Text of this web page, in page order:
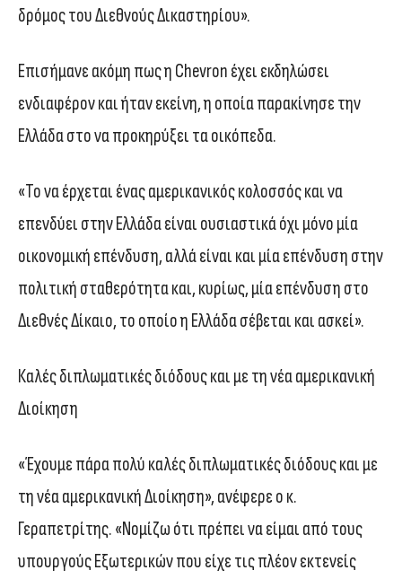
δρόμος του Διεθνούς Δικαστηρίου».
Επισήμανε ακόμη πως η Chevron έχει εκδηλώσει
ενδιαφέρον και ήταν εκείνη, η οποία παρακίνησε την
Ελλάδα στο να προκηρύξει τα οικόπεδα.
«Το να έρχεται ένας αμερικανικός κολοσσός και να
επενδύει στην Ελλάδα είναι ουσιαστικά όχι μόνο μία
οικονομική επένδυση, αλλά είναι και μία επένδυση στην
πολιτική σταθερότητα και, κυρίως, μία επένδυση στο
Διεθνές Δίκαιο, το οποίο η Ελλάδα σέβεται και ασκεί».
Καλές διπλωματικές διόδους και με τη νέα αμερικανική
Διοίκηση
«Έχουμε πάρα πολύ καλές διπλωματικές διόδους και με
τη νέα αμερικανική Διοίκηση», ανέφερε ο κ.
Γεραπετρίτης. «Νομίζω ότι πρέπει να είμαι από τους
υπουργούς Εξωτερικών που είχε τις πλέον εκτενείς